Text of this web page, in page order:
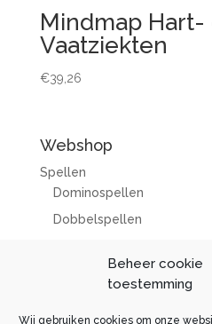
Beheer cookie
toestemming
Wij gebruiken cookies om onze
Mindmap Hart-
Vaatziekten
€39,26
Webshop
Spellen
Dominospellen
Dobbelspellen
Overig lesmateriaal